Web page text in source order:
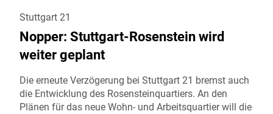
Stuttgart 21
Nopper: Stuttgart-Rosenstein wird
weiter geplant
Die erneute Verzögerung bei Stuttgart 21 bremst auch
die Entwicklung des Rosensteinquartiers. An den
Plänen für das neue Wohn- und Arbeitsquartier will die